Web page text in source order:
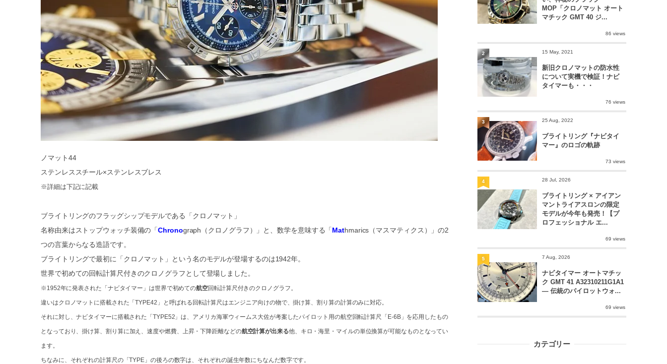
ノマット44
ステンレススチール×ステンレスブレス
※詳細は下記に記載
ブライトリングのフラッグシップモデルである「クロノマット」
名称由来はストップウォッチ装備の「Chronograph（クロノグラフ）」と、数学を意味する「Mathmarics（マスマティクス）」の2
つの言葉からなる造語です。
ブライトリングで最初に「クロノマット」という名のモデルが登場するのは1942年。
世界で初めての回転計算尺付きのクロノグラフとして登場しました。
※1952年に発表された「ナビタイマー」は世界で初めての航空回転計算尺付きのクロノグラフ。
違いはクロノマットに搭載された「TYPE42」と呼ばれる回転計算尺はエンジニア向けの物で、掛け算、割り算の計算のみに対応。
それに対し、ナビタイマーに搭載された「TYPE52」は、アメリカ海軍ウィームス大佐が考案したパイロット用の航空回転計算尺「E-6B」を応用したもの
となっており、掛け算、割り算に加え、速度や燃費、上昇・下降距離などの航空計算が出来る他、キロ・海里・マイルの単位換算が可能なものとなってい
ます。
ちなみに、それぞれの計算尺の「TYPE」の後ろの数字は、それぞれの誕生年数にちなんだ数字です。
MOP「クロノマット オート
マチック GMT 40 ジ...
86 views
15 May, 2021
新旧クロノマットの防水性
について実機で検証！ナビ
タイマーも・・・
76 views
2
25 Aug, 2022
ブライトリング『ナビタイ
マー』のロゴの軌跡
73 views
3
28 Jul, 2026
ブライトリング × アイアン
マントライアスロンの限定
モデルが今年も発売！【プ
ロフェッショナル エ...
69 views
4
7 Aug, 2026
ナビタイマー オートマチッ
ク GMT 41 A32310211G1A1
― 伝統のパイロットウォ...
69 views
5
カテゴリー